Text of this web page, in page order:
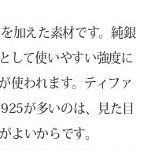
加えた素材です。純銀
して使いやすい強度に
使われます。ティファ
が多いのは、見た目
よいからです。